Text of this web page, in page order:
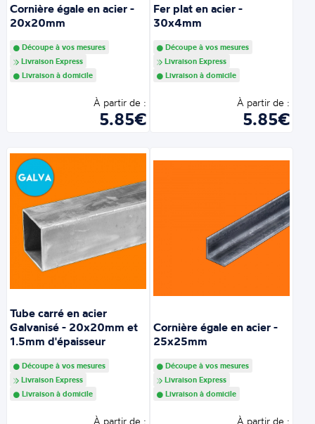
Cornière égale en acier -
20x20mm
Découpe à vos mesures
Livraison Express
Livraison à domicile
À partir de :
5.85€
Fer plat en acier -
30x4mm
Découpe à vos mesures
Livraison Express
Livraison à domicile
À partir de :
5.85€
Tube carré en acier
Galvanisé - 20x20mm et
1.5mm d'épaisseur
Découpe à vos mesures
Livraison Express
Livraison à domicile
À partir de :
Cornière égale en acier -
25x25mm
Découpe à vos mesures
Livraison Express
Livraison à domicile
À partir de :